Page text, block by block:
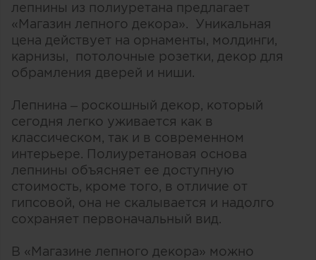
лепнины из полиуретана предлагает
«Магазин лепного декора». Уникальная
цена действует на орнаменты, молдинги,
карнизы, потолочные розетки, декор для
обрамления дверей и ниши.
Лепнина – роскошный декор, который
сегодня легко уживается как в
классическом, так и в современном
интерьере. Полиуретановая основа
лепнины объясняет ее доступную
стоимость, кроме того, в отличие от
гипсовой, она не скалывается и надолго
сохраняет первоначальный вид.
В «Магазине лепного декора» можно